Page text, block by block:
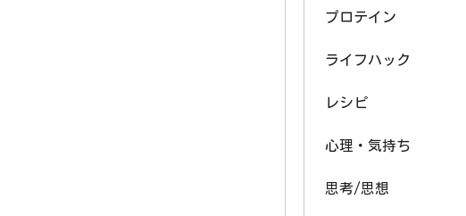
プロテイン
ライフハック
レシピ
心理・気持ち
思考/思想